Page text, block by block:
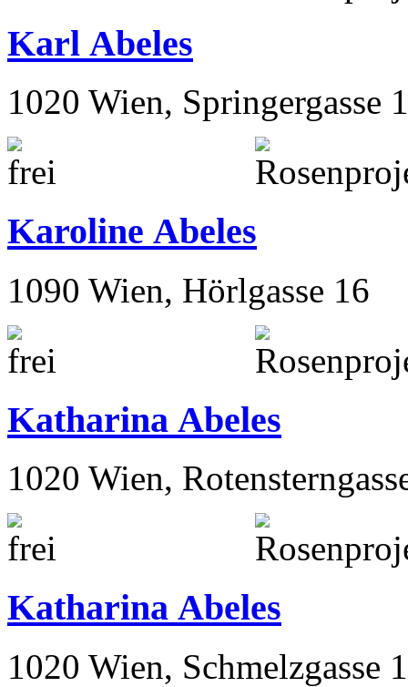
Karl Abeles
1020 Wien, Springergasse
Karoline Abeles
1090 Wien, Hörlgasse 16
Katharina Abeles
1020 Wien,
Katharina Abeles
1020 Wien, Schmelzgasse